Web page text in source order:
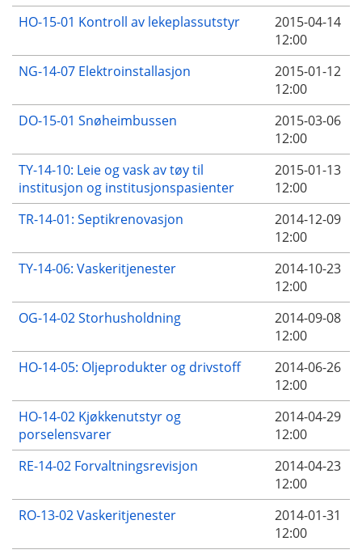
HO-15-01 Kontroll av lekeplassutstyr
2015-04-14
12:00
NG-14-07 Elektroinstallasjon
2015-01-12
12:00
DO-15-01 Snøheimbussen
2015-03-06
12:00
TY-14-10: Leie og vask av tøy til
institusjon og institusjonspasienter
2015-01-13
12:00
TR-14-01: Septikrenovasjon
2014-12-09
12:00
TY-14-06: Vaskeritjenester
2014-10-23
12:00
OG-14-02 Storhusholdning
2014-09-08
12:00
HO-14-05: Oljeprodukter og drivstoff
2014-06-26
12:00
HO-14-02 Kjøkkenutstyr og
porselensvarer
2014-04-29
12:00
RE-14-02 Forvaltningsrevisjon
2014-04-23
12:00
RO-13-02 Vaskeritjenester
2014-01-31
12:00